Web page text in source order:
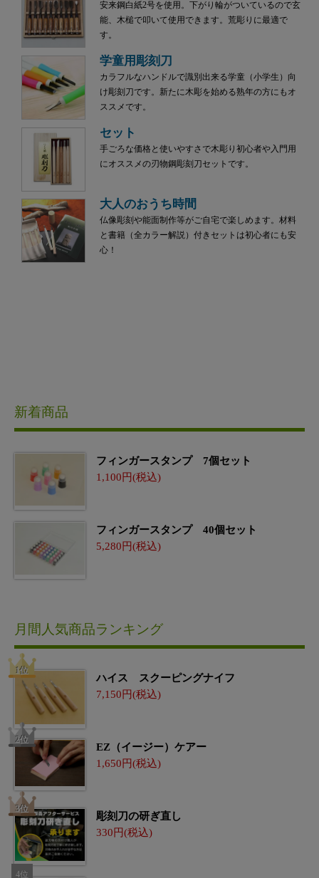
安来鋼白紙2号を使用。下がり輪がついているので玄
能、木槌で叩いて使用できます。荒彫りに最適で
す。
学童用彫刻刀
カラフルなハンドルで識別出来る学童（小学生）向
け彫刻刀です。新たに木彫を始める熟年の方にもオ
ススメです。
セット
手ごろな価格と使いやすさで木彫り初心者や入門用
にオススメの刃物鋼彫刻刀セットです。
大人のおうち時間
仏像彫刻や能面制作等がご自宅で楽しめます。材料
と書籍（全カラー解説）付きセットは初心者にも安
心！
新着商品
フィンガースタンプ 7個セット
1,100
フィンガースタンプ 40個セット
5,280
月間人気商品ランキング
ハイス スクーピングナイフ
7,150
EZ（イージー）ケアー
1,650
彫刻刀の研ぎ直し
330